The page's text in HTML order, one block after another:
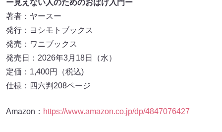
ー見えない人のためのおばけ入門ー
著者：ヤースー
発行：ヨシモトブックス
発売：ワニブックス
発売日：2026年3月18日（水）
定価：1,400円（税込)
仕様：四六判208ページ
Amazon： https://www.amazon.co.jp/dp/4847076427